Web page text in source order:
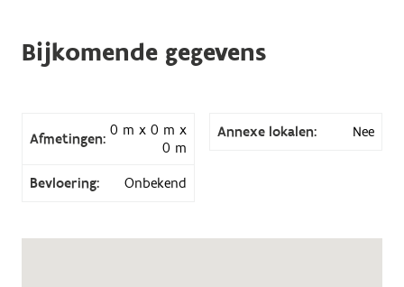
Bijkomende gegevens
Afmetingen: 0 m x 0 m x
0 m
Annexe lokalen: Nee
Bevloering: Onbekend